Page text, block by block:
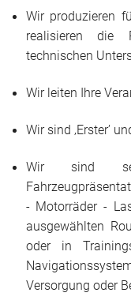
eventpower World
Services + Locations
Projekte + Kunden
Historie + Gegenwart
Presse + Medien
Images : ep
Peter's "on-the-road"
Sprüche
Wir produzieren
realisieren die
technischen
Wir leiten Ihre
Wir sind ‚Erster’
Wir sind
- Motorräder -
ausgewählten
oder in
Versorgung oder